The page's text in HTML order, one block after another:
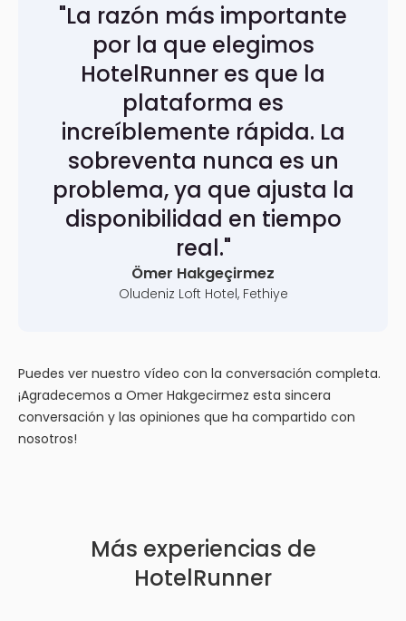
"La razón más importante
por la que elegimos
HotelRunner es que la
plataforma es
increíblemente rápida. La
sobreventa nunca es un
problema, ya que ajusta la
disponibilidad en tiempo
real."
Ömer Hakgeçirmez
Oludeniz Loft Hotel, Fethiye
Puedes ver nuestro vídeo con la conversación completa.
¡Agradecemos a Omer Hakgecirmez esta sincera
conversación y las opiniones que ha compartido con
nosotros!
Más experiencias de
HotelRunner